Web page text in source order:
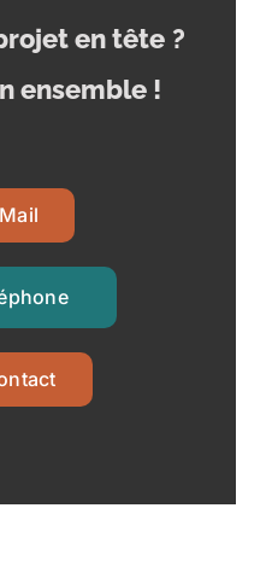
en tête ?
ensemble !
Mail